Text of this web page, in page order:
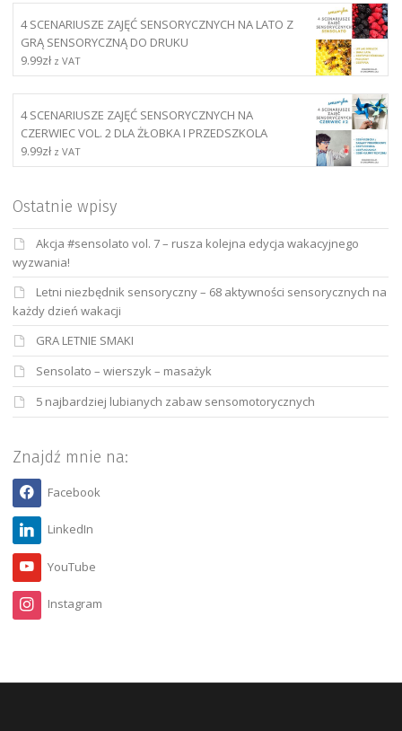
4 SCENARIUSZE ZAJĘĆ SENSORYCZNYCH NA LATO Z
GRĄ SENSORYCZNĄ DO DRUKU
9.99zł z VAT
4 SCENARIUSZE ZAJĘĆ SENSORYCZNYCH NA
CZERWIEC VOL. 2 DLA ŻŁOBKA I PRZEDSZKOLA
9.99zł z VAT
Ostatnie wpisy
Akcja #sensolato vol. 7 – rusza kolejna edycja wakacyjnego
wyzwania!
Letni niezbędnik sensoryczny – 68 aktywności sensorycznych na
każdy dzień wakacji
GRA LETNIE SMAKI
Sensolato – wierszyk – masażyk
5 najbardziej lubianych zabaw sensomotorycznych
Znajdź mnie na:
Facebook
LinkedIn
YouTube
Instagram